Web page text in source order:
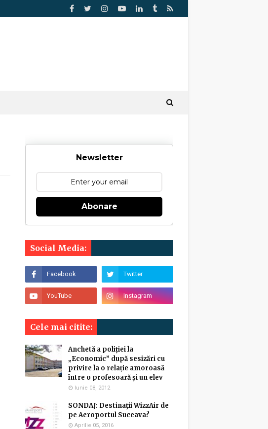
Newsletter
Abonare
Social Media:
Cele mai citite:
Anchetă a poliției la
„Economic” după sesizări cu
privire la o relație amoroasă
între o profesoară și un elev
Iunie 08, 2012
SONDAJ: Destinaţii WizzAir de
pe Aeroportul Suceava?
Aprilie 05, 2016